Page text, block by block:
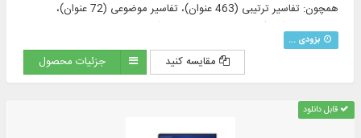
همچون: تفاسیر ترتیبی (463 عنوان)، تفاسیر موضوعی (72 عنوان)،
قسمت دانشنامه)، منابع تفسیر و علوم قرآنی (319 عنوان)، فرهنگنامه‌ها (52
عنوان)، پرسمان‌های قرآنی (32 عنوان)
بزودی ...
مقایسه کنید جزئیات محصول
قابل دانلود